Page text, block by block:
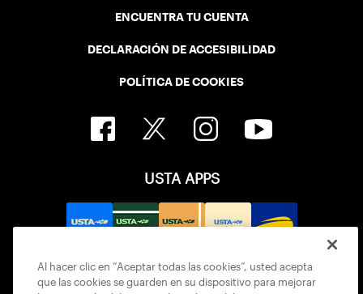
ENCUENTRA TU CUENTA
DECLARACIÓN DE ACCESIBILIDAD
POLÍTICA DE COOKIES
USTA APPS
Al hacer clic en “Aceptar todas las cookies”, usted acepta
que las cookies se guarden en su dispositivo para mejorar